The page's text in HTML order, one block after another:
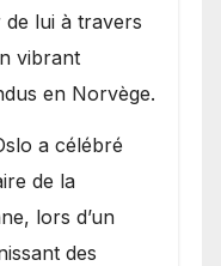
lui à travers
vibrant
en Norvège.
a célébré
de la
lors d’un
des